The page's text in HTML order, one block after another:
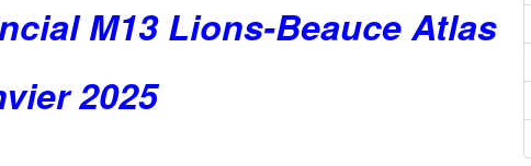
M13 Lions-Beauce Atlas
2025